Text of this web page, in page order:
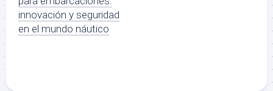
innovación y seguridad
en el mundo náutico